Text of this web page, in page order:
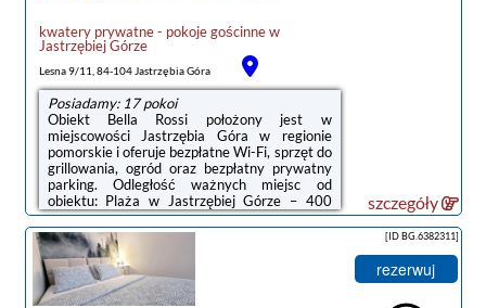
kwatery prywatne - pokoje gościnnew
Jastrzębiej Górze
Lesna 9/11, 84-104 Jastrzębia Góra
Posiadamy: 17 pokoi
Obiekt Bella Rossi położony jest w
miejscowości Jastrzębia Góra w regionie
pomorskie i oferuje bezpłatne Wi-Fi, sprzęt do
grillowania, ogród oraz bezpłatny prywatny
parking. Odległość ważnych miejsc od
obiektu: Plaża w Jastrzębiej Górze – 400
m.Na miejscu zapewniono aneks kuchenny z
pełnym wyposażeniem, w tym lodówką i
czajnikiem, a także telewizor z płaskim
ekranem oraz prywatną łazienkę z
prysznicem. Niektóre opcje zakwaterowania
mają taras lub balkon.W okolicy panują
szczegóły
[ID BG.6382311]
rezerwuj